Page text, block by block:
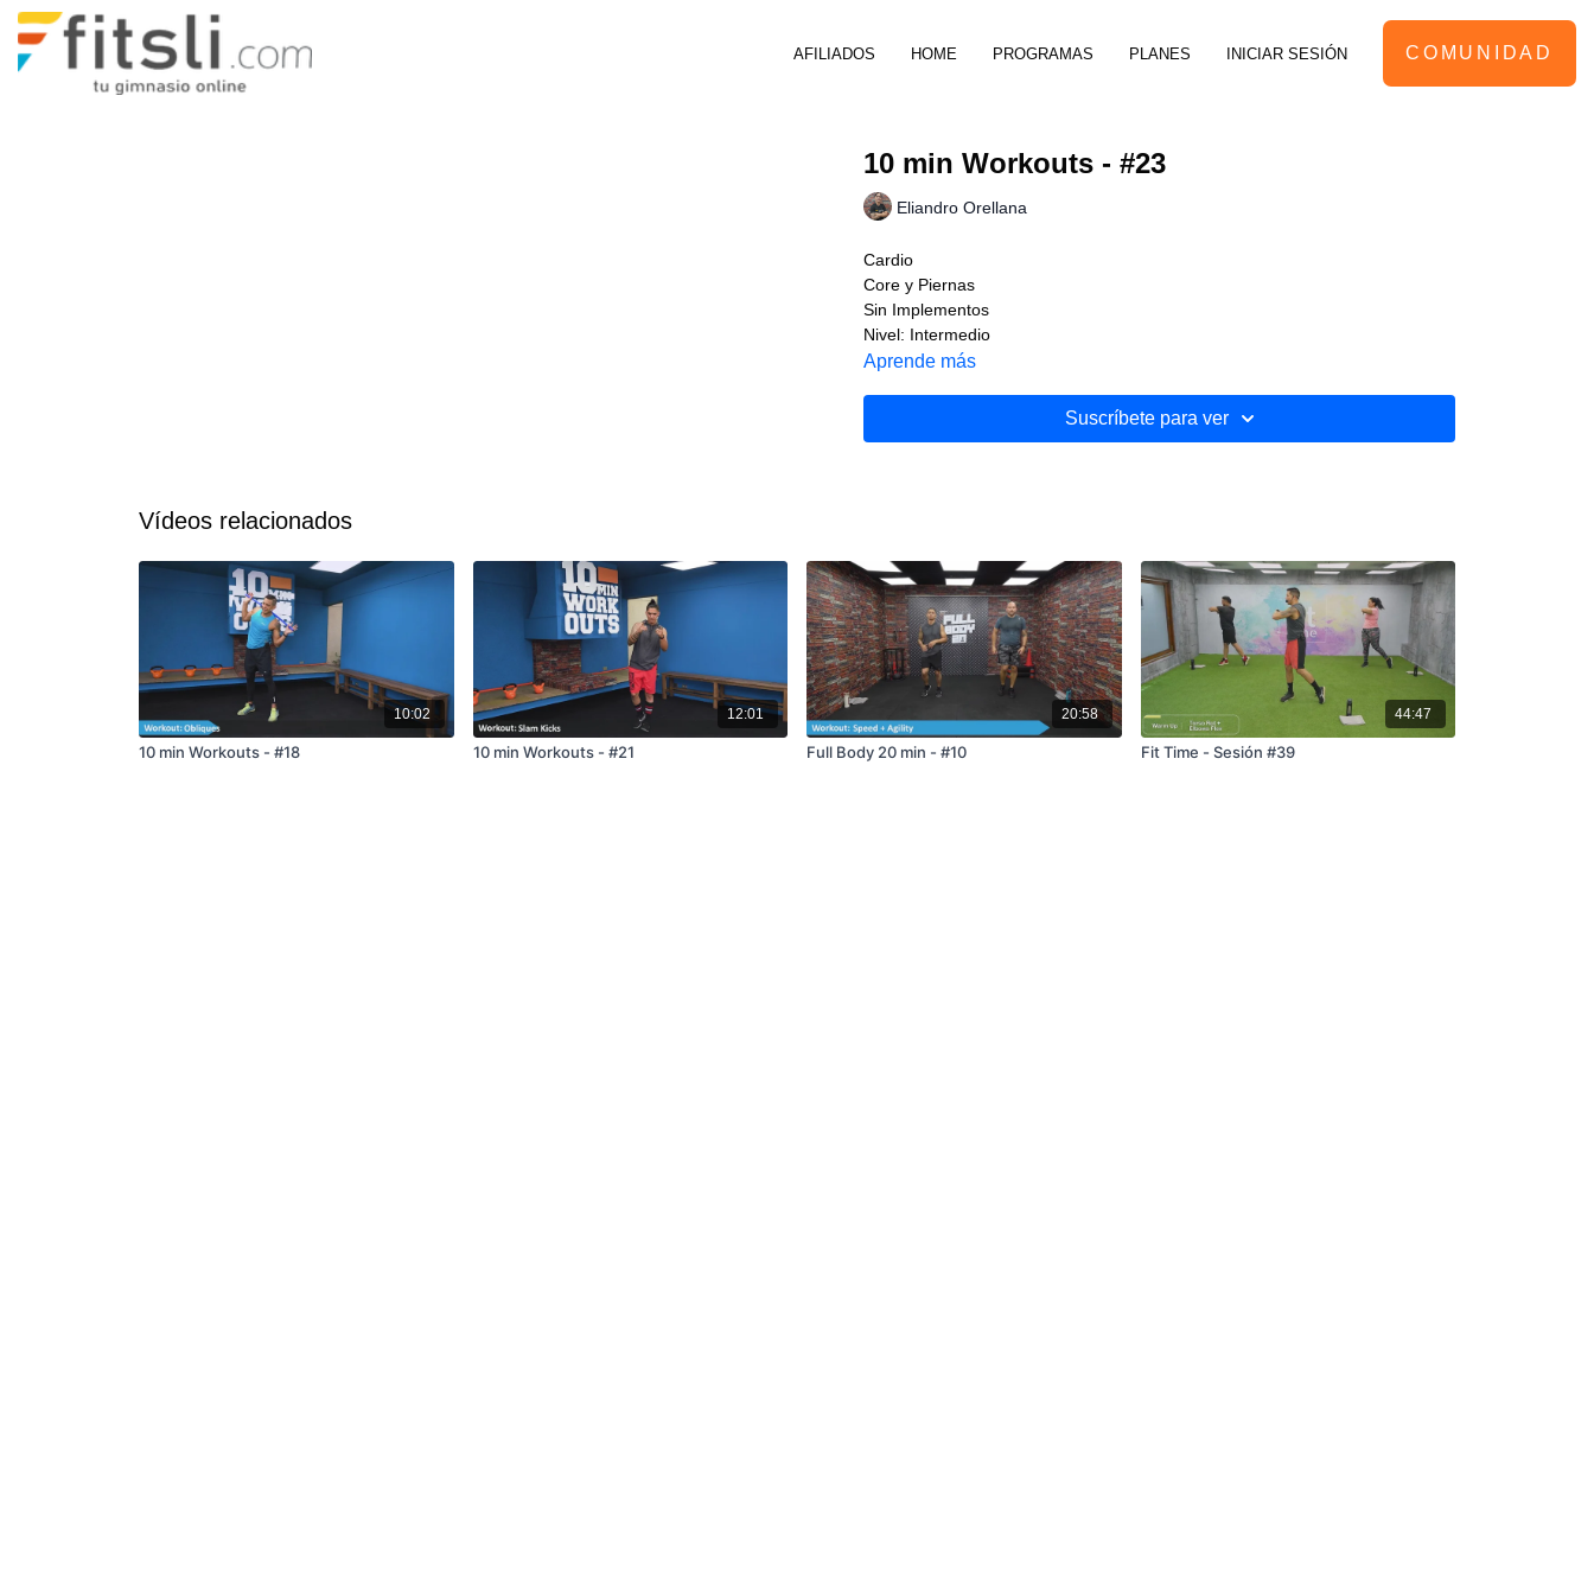
AFILIADOS HOME PROGRAMAS PLANES INICIAR SESIÓN COMUNIDAD
10 min Workouts - #23
Eliandro Orellana
Cardio
Core y Piernas
Sin Implementos
Nivel: Intermedio
Aprende más
Suscríbete para ver
Vídeos relacionados
10:02
10 min Workouts - #18
12:01
10 min Workouts - #21
20:58
Full Body 20 min - #10
44:47
Fit Time - Sesión #39